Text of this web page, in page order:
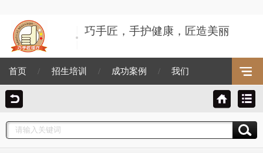
巧手匠，手护健康，匠造美丽
首页 / 招生培训 / 成功案例 / 我们